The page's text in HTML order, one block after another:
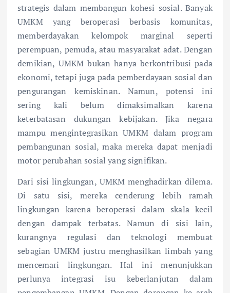
strategis dalam membangun kohesi sosial. Banyak
UMKM yang beroperasi berbasis komunitas,
memberdayakan kelompok marginal seperti
perempuan, pemuda, atau masyarakat adat. Dengan
demikian, UMKM bukan hanya berkontribusi pada
ekonomi, tetapi juga pada pemberdayaan sosial dan
pengurangan kemiskinan. Namun, potensi ini
sering kali belum dimaksimalkan karena
keterbatasan dukungan kebijakan. Jika negara
mampu mengintegrasikan UMKM dalam program
pembangunan sosial, maka mereka dapat menjadi
motor perubahan sosial yang signifikan.
Dari sisi lingkungan, UMKM menghadirkan dilema.
Di satu sisi, mereka cenderung lebih ramah
lingkungan karena beroperasi dalam skala kecil
dengan dampak terbatas. Namun di sisi lain,
kurangnya regulasi dan teknologi membuat
sebagian UMKM justru menghasilkan limbah yang
mencemari lingkungan. Hal ini menunjukkan
perlunya integrasi isu keberlanjutan dalam